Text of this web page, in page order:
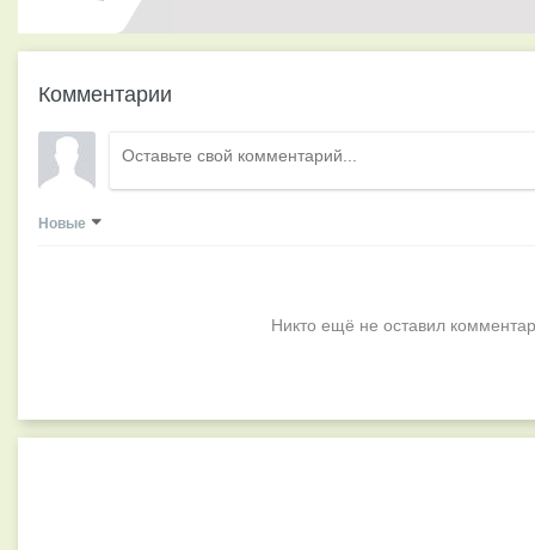
Комментарии
Новые
Никто ещё не оставил